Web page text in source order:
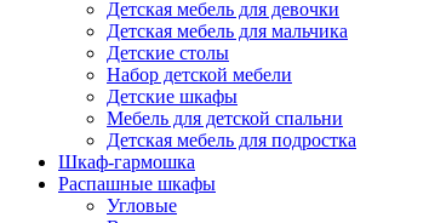
Детская мебель для девочки
Детская мебель для мальчика
Детские столы
Набор детской мебели
Детские шкафы
Мебель для детской спальни
Детская мебель для подростка
Шкаф-гармошка
Распашные шкафы
Угловые